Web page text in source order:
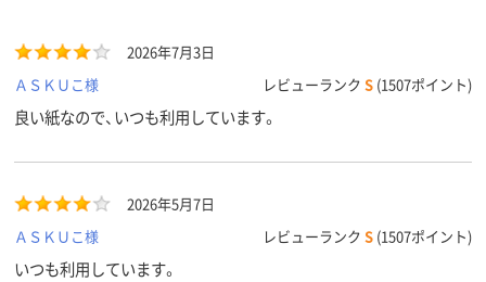
2026年7月3日
ＡＳＫＵこ様
レビューランク S (1507ポイント)
良い紙なので、いつも利用しています。
2026年5月7日
ＡＳＫＵこ様
レビューランク S (1507ポイント)
いつも利用しています。